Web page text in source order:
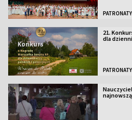
21.
dla
najnowszą